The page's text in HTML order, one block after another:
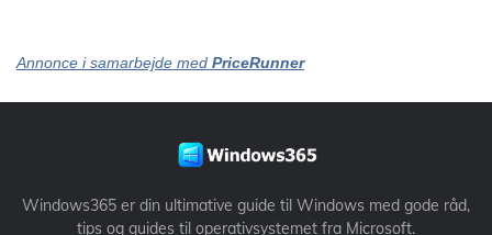
Annonce i samarbejde med PriceRunner
Windows365 er din ultimative guide til Windows med gode råd,
tips og guides til operativsystemet fra Microsoft.